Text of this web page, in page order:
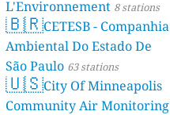
L'Environnement 8 stations
🇧🇷CETESB - Companhia
Ambiental Do Estado De
São Paulo 63 stations
🇺🇸City Of Minneapolis
Community Air Monitoring